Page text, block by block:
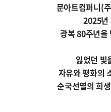
문아트컴퍼니(
2025년
광복 80주년을
잃었던 빛
자유와 평화의
순국선열의 희